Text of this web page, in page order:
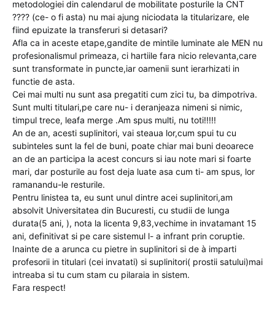
metodologiei din calendarul de mobilitate posturile la CNT
???? (ce- o fi asta) nu mai ajung niciodata la titularizare, ele
fiind epuizate la transferuri si detasari?
Afla ca in aceste etape,gandite de mintile luminate ale MEN nu
profesionalismul primeaza, ci hartiile fara nicio relevanta,care
sunt transformate in puncte,iar oamenii sunt ierarhizati in
functie de asta.
Cei mai multi nu sunt asa pregatiti cum zici tu, ba dimpotriva.
Sunt multi titulari,pe care nu- i deranjeaza nimeni si nimic,
timpul trece, leafa merge .Am spus multi, nu toti!!!!!
An de an, acesti suplinitori, vai steaua lor,cum spui tu cu
subinteles sunt la fel de buni, poate chiar mai buni deoarece
an de an participa la acest concurs si iau note mari si foarte
mari, dar posturile au fost deja luate asa cum ti- am spus, lor
ramanandu-le resturile.
Pentru linistea ta, eu sunt unul dintre acei suplinitori,am
absolvit Universitatea din Bucuresti, cu studii de lunga
durata(5 ani, ), nota la licenta 9,83,vechime in invatamant 15
ani, definitivat si pe care sistemul l- a infrant prin coruptie.
Inainte de a arunca cu pietre in suplinitori si de à imparti
profesorii in titulari (cei invatati) si suplinitori( prostii satului)mai
intreaba si tu cum stam cu pilaraia in sistem.
Fara respect!